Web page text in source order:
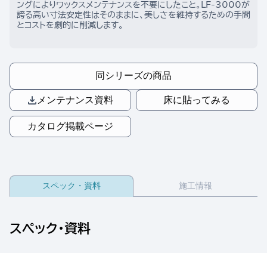
ングによりワックスメンテナンスを不要にしたこと。LF-3000が
誇る高い寸法安定性はそのままに、美しさを維持するための手間
とコストを劇的に削減します。
同シリーズの商品
メンテナンス資料 床に貼ってみる
カタログ掲載ページ
スペック・資料 施工情報
スペック・資料